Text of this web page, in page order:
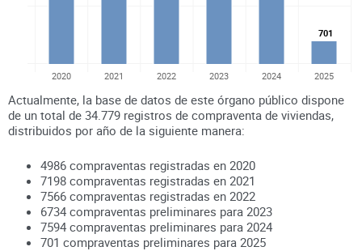
701
701
2020 2021 2022 2023 2024 2025
Actualmente, la base de datos de este órgano público dispone
de un total de 34.779 registros de compraventa de viviendas,
distribuidos por año de la siguiente manera:
4986 compraventas registradas en 2020
7198 compraventas registradas en 2021
7566 compraventas registradas en 2022
6734 compraventas preliminares para 2023
7594 compraventas preliminares para 2024
701 compraventas preliminares para 2025